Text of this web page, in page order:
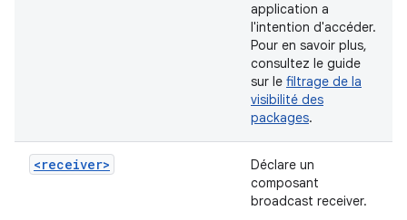
application a
l'intention d'accéder.
Pour en savoir plus,
consultez le guide
sur le filtrage de la
visibilité des
packages.
<receiver>
Déclare un
composant
broadcast receiver.